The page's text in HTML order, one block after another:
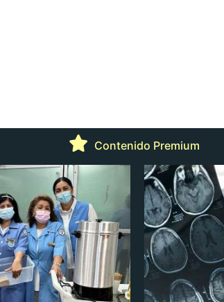
Contenido Premium